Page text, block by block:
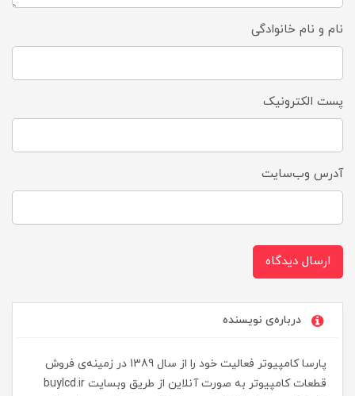
نام و نام خانوادگی
پست الکترونیک
آدرس وب‌سایت
ارسال دیدگاه
درباره‌ی نویسنده
پارسا کامپیوتر فعالیت خود را از سال 1389 در زمینه‌ی فروش
قطعات کامپیوتر به صورت آنلاین از طریق وبسایت buylcd.ir